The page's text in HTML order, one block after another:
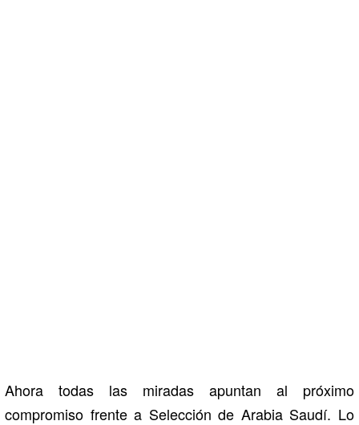
Ahora todas las miradas apuntan al próximo
compromiso frente a Selección de Arabia Saudí. Lo